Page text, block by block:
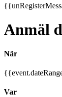
Anmäl
När
Var